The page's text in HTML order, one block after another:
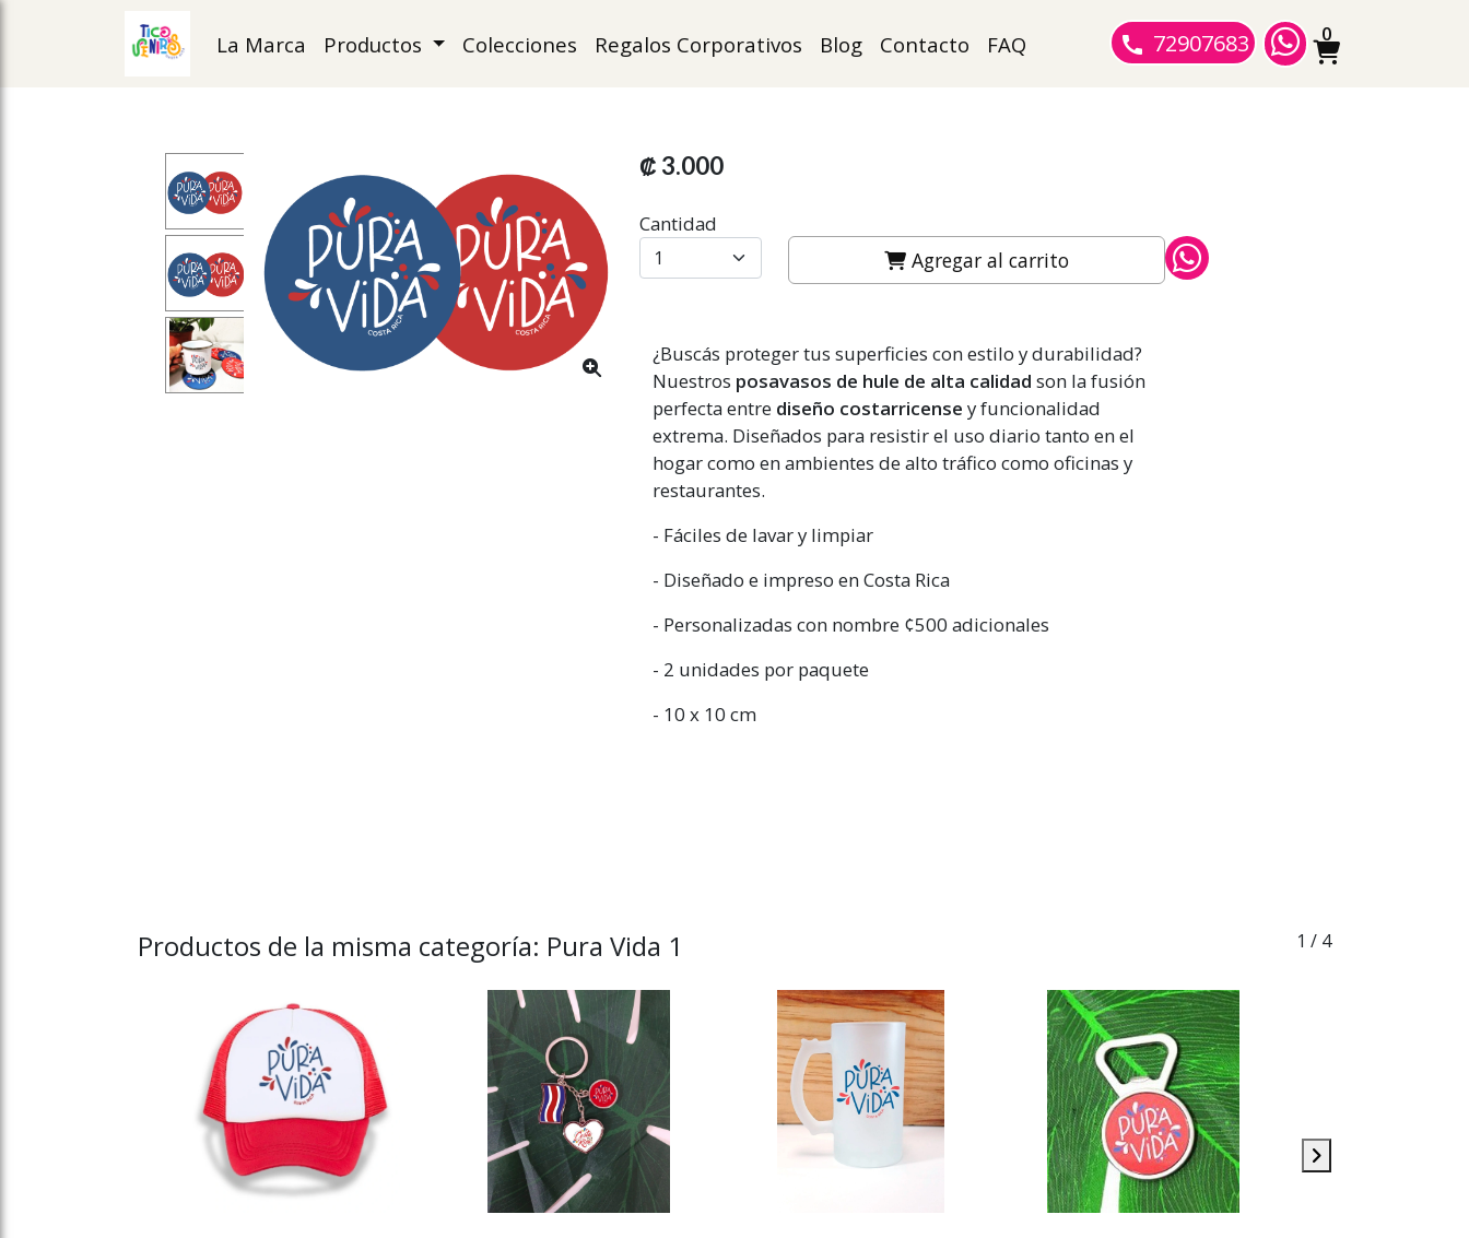
slideout menu.La Marca Productos Colecciones Regalos Corporativos Blog Contacto FAQ 72907683 0
₡ 3.000
Cantidad
Agregar al carrito
¿Buscás proteger tus superficies con estilo y durabilidad?
Nuestros posavasos de hule de alta calidad son la fusión
perfecta entre diseño costarricense y funcionalidad
extrema. Diseñados para resistir el uso diario tanto en el
hogar como en ambientes de alto tráfico como oficinas y
restaurantes.
- Fáciles de lavar y limpiar
- Diseñado e impreso en Costa Rica
- Personalizadas con nombre ¢500 adicionales
- 2 unidades por paquete
- 10 x 10 cm
Productos de la misma categoría: Pura Vida 1 1 / 4